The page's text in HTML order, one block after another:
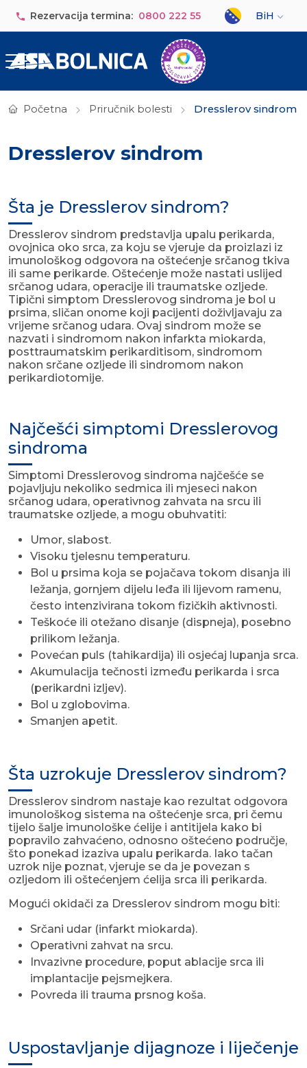
Rezervacija termina: 0800 222 55
Select your
BiH
Početna Priručnik bolesti Dresslerov sindrom
Dresslerov sindrom
Šta je Dresslerov sindrom?
Dresslerov sindrom predstavlja upalu perikarda,
ovojnica oko srca, za koju se vjeruje da proizlazi iz
imunološkog odgovora na oštećenje srčanog tkiva
ili same perikarde. Oštećenje može nastati uslijed
srčanog udara, operacije ili traumatske ozljede.
Tipični simptom Dresslerovog sindroma je bol u
prsima, sličan onome koji pacijenti doživljavaju za
vrijeme srčanog udara. Ovaj sindrom može se
nazvati i sindromom nakon infarkta miokarda,
posttraumatskim perikarditisom, sindromom
nakon srčane ozljede ili sindromom nakon
perikardiotomije.
Najčešći simptomi Dresslerovog
sindroma
Simptomi Dresslerovog sindroma najčešće se
pojavljuju nekoliko sedmica ili mjeseci nakon
srčanog udara, operativnog zahvata na srcu ili
traumatske ozljede, a mogu obuhvatiti:
Umor, slabost.
Visoku tjelesnu temperaturu.
Bol u prsima koja se pojačava tokom disanja ili
ležanja, gornjem dijelu leđa ili lijevom ramenu,
često intenzivirana tokom fizičkih aktivnosti.
Teškoće ili otežano disanje (dispneja), posebno
prilikom ležanja.
Povećan puls (tahikardija) ili osjećaj lupanja srca.
Akumulacija tečnosti između perikarda i srca
(perikardni izljev).
Bol u zglobovima.
Smanjen apetit.
Šta uzrokuje Dresslerov sindrom?
Dresslerov sindrom nastaje kao rezultat odgovora
imunološkog sistema na oštećenje srca, pri čemu
tijelo šalje imunološke ćelije i antitijela kako bi
popravilo zahvaćeno, odnosno oštećeno područje,
što ponekad izaziva upalu perikarda. Iako tačan
uzrok nije poznat, vjeruje se da je povezan s
ozljedom ili oštećenjem ćelija srca ili perikarda.
Mogući okidači za Dresslerov sindrom mogu biti:
Srčani udar (infarkt miokarda).
Operativni zahvat na srcu.
Invazivne procedure, poput ablacije srca ili
implantacije pejsmejkera.
Povreda ili trauma prsnog koša.
Uspostavljanje dijagnoze i liječenje